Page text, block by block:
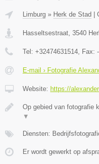
Limburg » Herk de Stad
Hasseltsestraat, 3540
Tel: +32474631514, Fax: -
E-mail › Fotografie
Website: https://
Op gebied van fotografie
▼
Diensten:
Er wordt gewerkt op